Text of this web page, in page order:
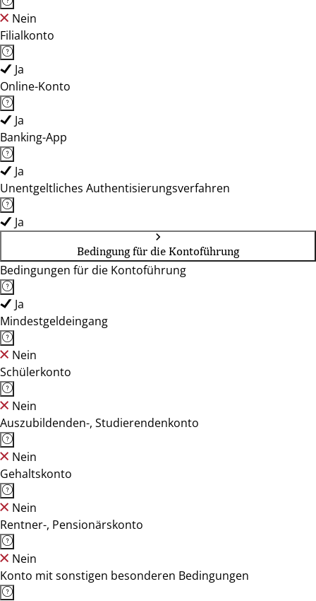
Nein
Filialkonto
Ja
Online-Konto
Ja
Banking-App
Ja
Unentgeltliches Authentisierungsverfahren
Ja
Bedingung für die Kontoführung
Bedingungen für die Kontoführung
Ja
Mindestgeldeingang
Nein
Schülerkonto
Nein
Auszubildenden-, Studierendenkonto
Nein
Gehaltskonto
Nein
Rentner-, Pensionärskonto
Nein
Konto mit sonstigen besonderen Bedingungen